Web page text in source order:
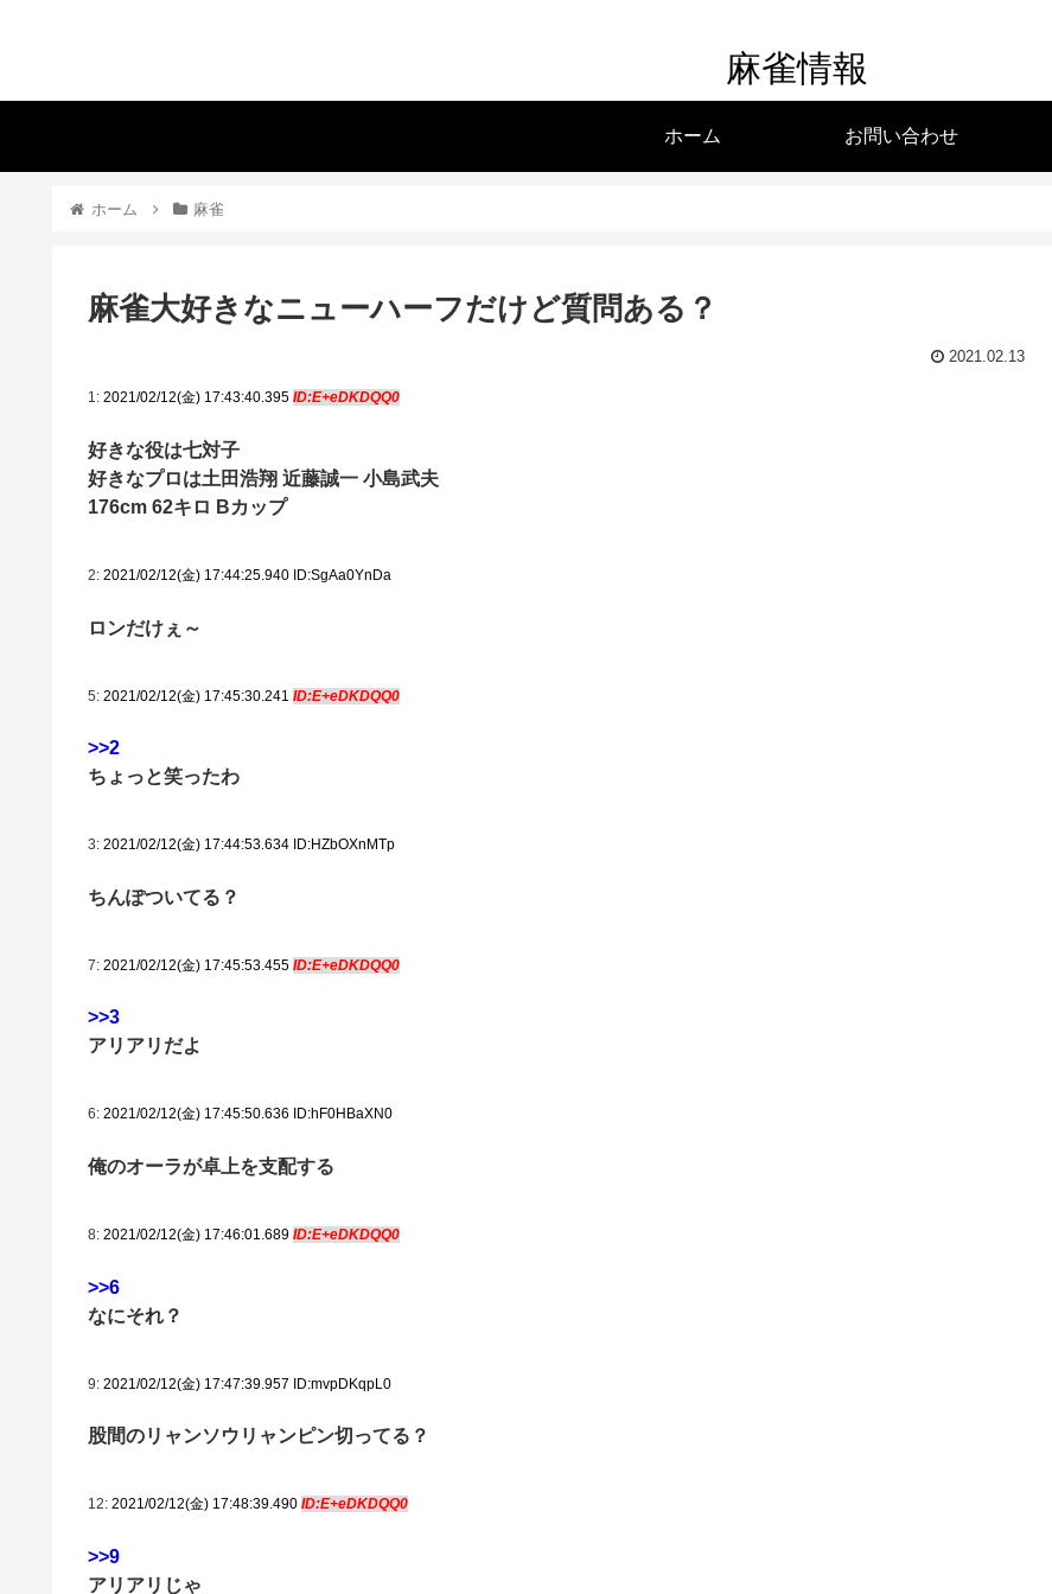
麻雀情報
ホーム お問い合わせ
ホーム 麻雀
麻雀大好きなニューハーフだけど質問ある？
2021.02.13
1: 2021/02/12(金) 17:43:40.395 ID:E+eDKDQQ0
好きな役は七対子
好きなプロは土田浩翔 近藤誠一 小島武夫
176cm 62キロ Bカップ
2: 2021/02/12(金) 17:44:25.940 ID:SgAa0YnDa
ロンだけぇ～
5: 2021/02/12(金) 17:45:30.241 ID:E+eDKDQQ0
>>2
ちょっと笑ったわ
3: 2021/02/12(金) 17:44:53.634 ID:HZbOXnMTp
ちんぽついてる？
7: 2021/02/12(金) 17:45:53.455 ID:E+eDKDQQ0
>>3
アリアリだよ
6: 2021/02/12(金) 17:45:50.636 ID:hF0HBaXN0
俺のオーラが卓上を支配する
8: 2021/02/12(金) 17:46:01.689 ID:E+eDKDQQ0
>>6
なにそれ？
9: 2021/02/12(金) 17:47:39.957 ID:mvpDKqpL0
股間のリャンソウリャンピン切ってる？
12: 2021/02/12(金) 17:48:39.490 ID:E+eDKDQQ0
>>9
アリアリじゃ